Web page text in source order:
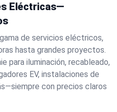
Eléctricas—
de servicios eléctricos,
hasta grandes proyectos.
para iluminación, recableado,
EV, instalaciones de
con precios claros